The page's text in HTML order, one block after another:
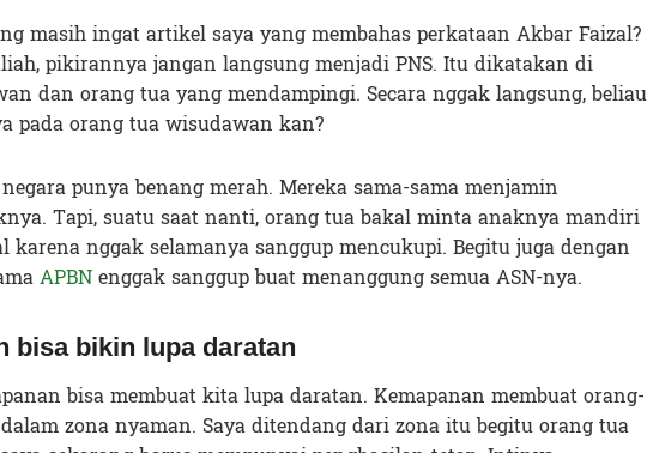
masih ingat artikel saya yang membahas perkataan Akbar Faizal?
pikirannya jangan langsung menjadi PNS. Itu dikatakan di
dan orang tua yang mendampingi. Secara nggak langsung, beliau
pada orang tua wisudawan kan?
punya benang merah. Mereka sama-sama menjamin
Tapi, suatu saat nanti, orang tua bakal minta anaknya mandiri
karena nggak selamanya sanggup mencukupi. Begitu juga dengan
APBNenggak sanggup buat menanggung semua ASN-nya.
bisa bikin lupa daratan
bisa membuat kita lupa daratan. Kemapanan membuat orang-
zona nyaman. Saya ditendang dari zona itu begitu orang tua